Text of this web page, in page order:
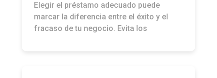
Elegir el préstamo adecuado puede
marcar la diferencia entre el éxito y el
fracaso de tu negocio. Evita los